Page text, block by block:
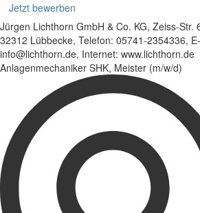
Jetzt bewerben
Jürgen Lichthorn GmbH & Co. KG, Zeiss-Str.
32312 Lübbecke, Telefon: 05741-2354336,
info@lichthorn.de, Internet: www.lichthorn.de
Anlagenmechaniker SHK, Meister (m/w/d)